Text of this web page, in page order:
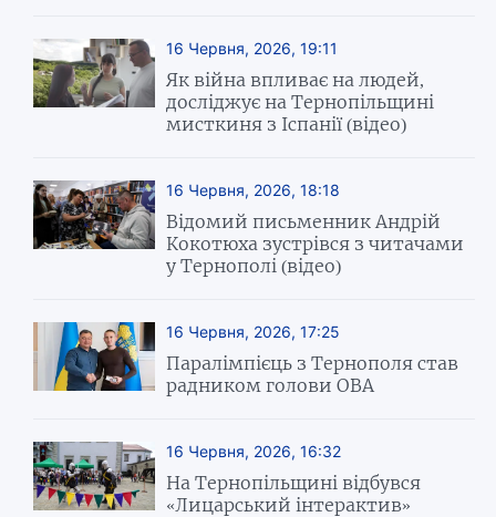
16 Червня, 2026, 19:11
Як війна впливає на людей,
досліджує на Тернопільщині
мисткиня з Іспанії (відео)
16 Червня, 2026, 18:18
Відомий письменник Андрій
Кокотюха зустрівся з читачами
у Тернополі (відео)
16 Червня, 2026, 17:25
Паралімпієць з Тернополя став
радником голови ОВА
16 Червня, 2026, 16:32
На Тернопільщині відбувся
«Лицарський інтерактив»